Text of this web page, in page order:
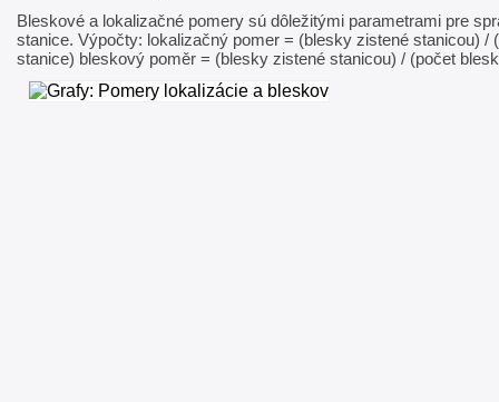
Bleskové a lokalizačné pomery sú dôležitými parametrami pre
stanice. Výpočty: lokalizačný pomer = (blesky zistené stanicou) /
stanice) bleskový poměr = (blesky zistené stanicou) / (počet